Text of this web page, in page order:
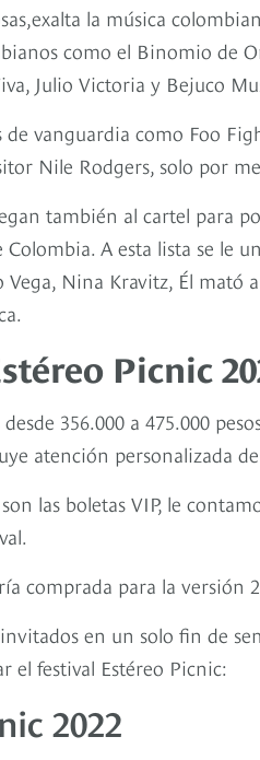
la música
como el Binomio de
Julio Victoria y Bejuco
vanguardia como Foo
Nile Rodgers, solo por
también al cartel para
A esta lista se le
Vega, Nina Kravitz, Él
Picnic
356.000 a 475.000
atención personalizada
las boletas VIP, le
comprada para la versión
en un solo fin de
el festival Estéreo Picnic:
2022